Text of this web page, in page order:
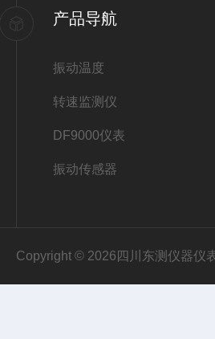
产品导航
振动温度
转速监测仪
DF9000仪表
振动传感器
Copyright © 2026四川东测仪器仪